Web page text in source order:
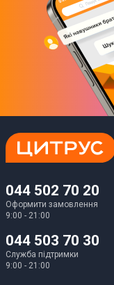
044 502 70 20
Оформити замовлення
9:00 - 21:00
044 503 70 30
Служба підтримки
9:00 - 21:00